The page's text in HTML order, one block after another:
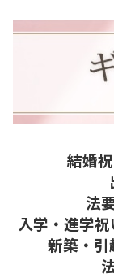
結婚
法
入学・進学祝
新築・引